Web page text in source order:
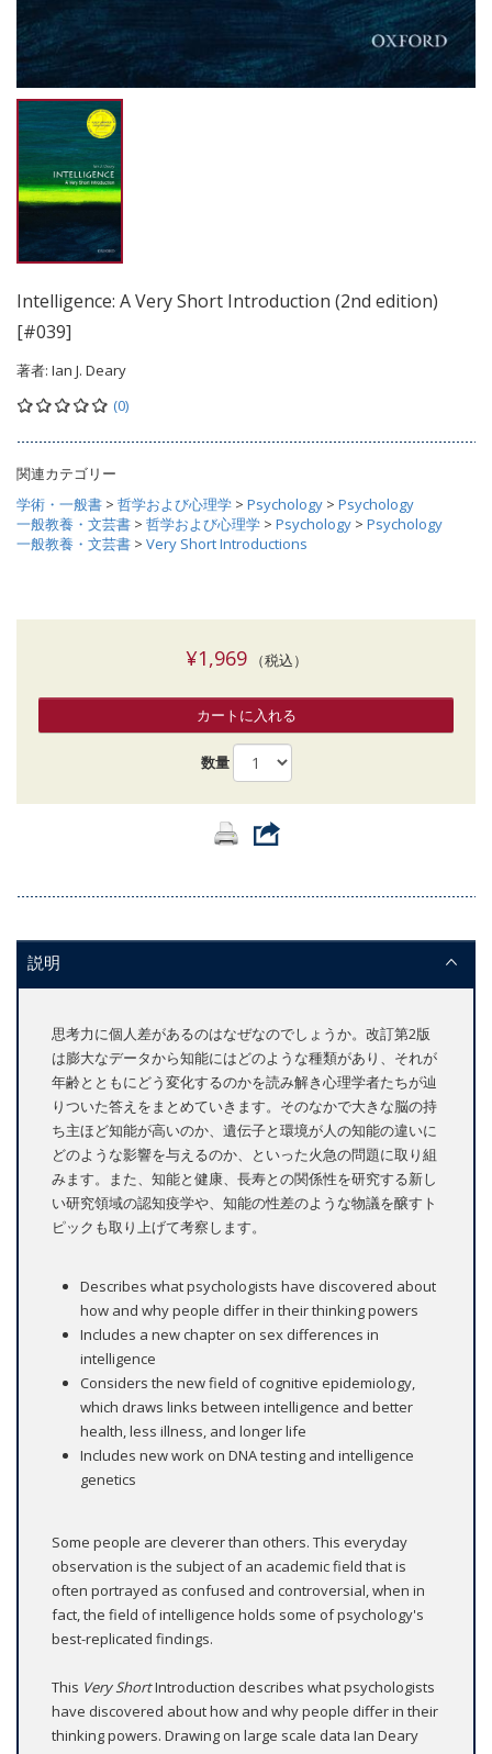
Intelligence: A Very Short Introduction (2nd edition)
[#039]
著者: Ian J. Deary
(0)
関連カテゴリー
学術・一般書 > 哲学および心理学 > Psychology > Psychology
一般教養・文芸書 > 哲学および心理学 > Psychology > Psychology
一般教養・文芸書 > Very Short Introductions
¥1,969（税込）
カートに入れる
数量
説明
思考力に個人差があるのはなぜなのでしょうか。改訂第2版
は膨大なデータから知能にはどのような種類があり、それが
年齢とともにどう変化するのかを読み解き心理学者たちが辿
りついた答えをまとめていきます。そのなかで大きな脳の持
ち主ほど知能が高いのか、遺伝子と環境が人の知能の違いに
どのような影響を与えるのか、といった火急の問題に取り組
みます。また、知能と健康、長寿との関係性を研究する新し
い研究領域の認知疫学や、知能の性差のような物議を醸すト
ピックも取り上げて考察します。
Describes what psychologists have discovered about
how and why people differ in their thinking powers
Includes a new chapter on sex differences in
intelligence
Considers the new field of cognitive epidemiology,
which draws links between intelligence and better
health, less illness, and longer life
Includes new work on DNA testing and intelligence
genetics
Some people are cleverer than others. This everyday
observation is the subject of an academic field that is
often portrayed as confused and controversial, when in
fact, the field of intelligence holds some of psychology's
best-replicated findings.
This Very ShortIntroduction describes what psychologists
have discovered about how and why people differ in their
thinking powers. Drawing on large scale data Ian Deary